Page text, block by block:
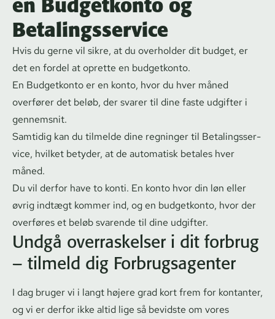
en Budgetkonto og
Betalingsservice
Hvis du gerne vil sikre, at du overholder dit budget, er
det en fordel at oprette en budgetkonto.
En Budgetkonto er en konto, hvor du hver måned
overfører det beløb, der svarer til dine faste udgifter i
gennemsnit.
Samtidig kan du tilmelde dine regninger til Be­ta­lings­ser­
vi­ce, hvilket betyder, at de automatisk betales hver
måned.
Du vil derfor have to konti. En konto hvor din løn eller
øvrig indtægt kommer ind, og en budgetkonto, hvor der
overføres et beløb svarende til dine udgifter.
Undgå overraskelser i dit forbrug
– tilmeld dig For­brugs­a­gen­ter
I dag bruger vi i langt højere grad kort frem for kontanter,
og vi er derfor ikke altid lige så bevidste om vores